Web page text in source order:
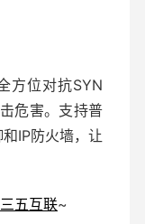
方位对抗SYN
危害。支持普
和IP防火墙，让
三五互联~